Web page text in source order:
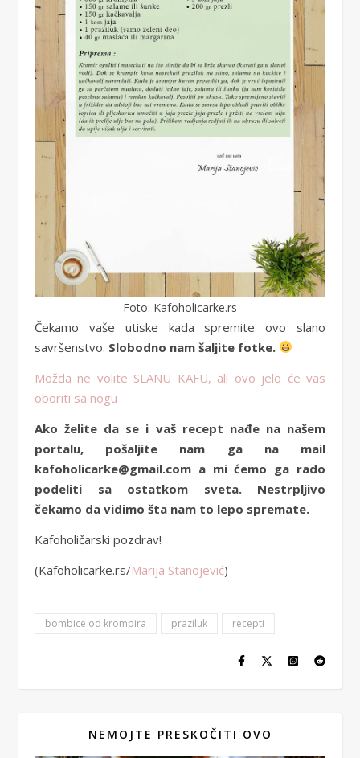
Foto: Kafoholicarke.rs
Čekamo vaše utiske kada spremite ovo slano
savršenstvo. Slobodno nam šaljite fotke.
Možda ne volite SLANU KAFU, ali ovo jelo će vas
oboriti sa nogu
Ako želite da se i vaš recept nađe na našem
portalu, pošaljite nam ga na mail
kafoholicarke@gmail.com a mi ćemo ga rado
podeliti sa ostatkom sveta. Nestrpljivo
čekamo da vidimo šta nam to lepo spremate.
Kafoholičarski pozdrav!
(Kafoholicarke.rs/Marija Stanojević)
bombice od krompira praziluk recepti
NEMOJTE PRESKOČITI OVO